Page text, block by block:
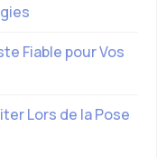
Fiable pour Vos
Lors de la Pose